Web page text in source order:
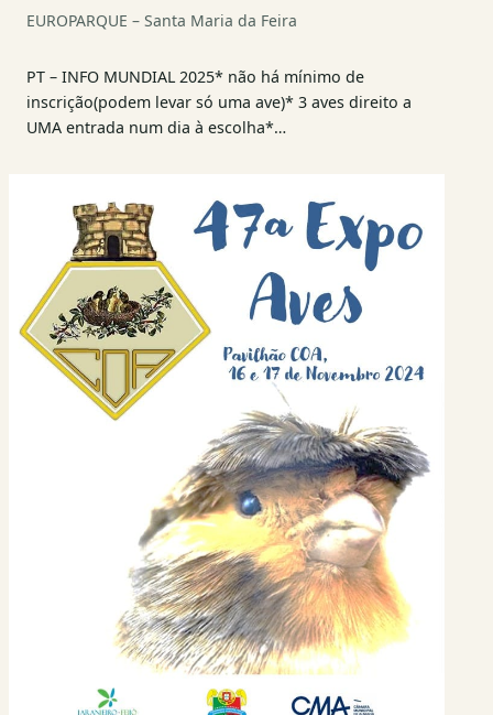
EUROPARQUE – Santa Maria da Feira
PT – INFO MUNDIAL 2025* não há mínimo de
inscrição(podem levar só uma ave)* 3 aves direito a
UMA entrada num dia à escolha*…